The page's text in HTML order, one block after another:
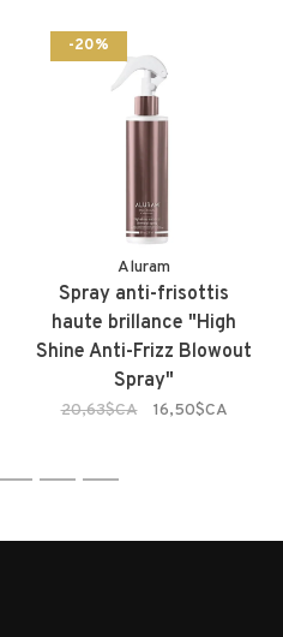
-20%
Aluram
Spray anti-frisottis
haute brillance "High
Shine Anti-Frizz Blowout
Spray"
20,63$CA 16,50$CA
3 4 5